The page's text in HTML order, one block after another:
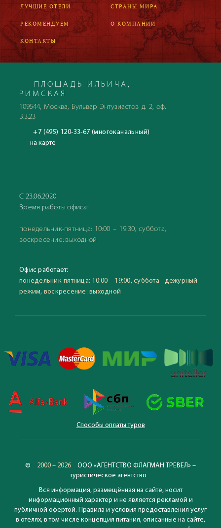
ЛУЧШИЕ ОТЕЛИ СТРАНЫ МИРА
РЕКОМЕНДУЕМ О КОМПАНИИ
КОНТАКТЫ
ПЛОЩАДЬ ИЛЬИЧА,
РИМСКАЯ
109544, Москва, Бульвар Энтузиастов д. 2, оф.
В.3.23
+7 (495) 120-33-67 (многоканальный)
на карте
С 23.06.2020
Время работы офиса:
понедельник-пятница: 10:00 – 19:30, суббота,
воскресение: выходной
Офис работает:
понедельник-пятница: 10:00 – 19:00, суббота - дежурный
режим, воскресение: выходной
Способы оплаты туров
© 2000 – 2026
ООО «АГЕНТСТВО ФЛАГМАН ТРЕВЕЛ» –
туристическое агентство
Вся информация, размещённая на сайте, носит
информационный характер и не является рекламой и
публичной офертой. Правила и условия предоставления услуг
в отелях, в том числе концепция питания, описанные на сайте,